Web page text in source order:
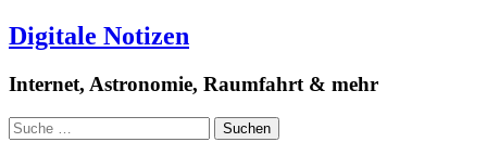
Digitale Notizen
Internet, Astronomie, Raumfahrt & mehr